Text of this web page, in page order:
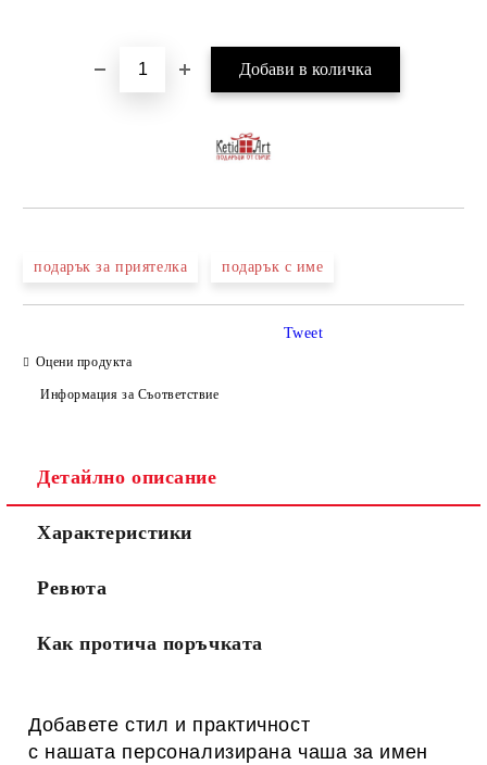
подарък за приятелка подарък с име
Оцени продукта
Информация за Съответствие
Tweet
Детайлно описание
Характеристики
Ревюта
Как протича поръчката
Добавете стил и практичност
с нашата персонализирана чаша за имен